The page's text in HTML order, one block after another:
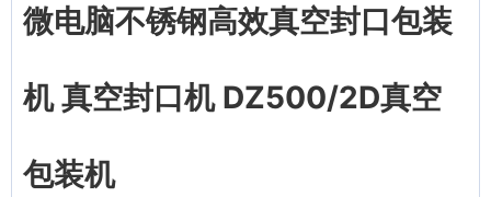
微电脑不锈钢高效真空封口包装
机 真空封口机 DZ500/2D真空
包装机